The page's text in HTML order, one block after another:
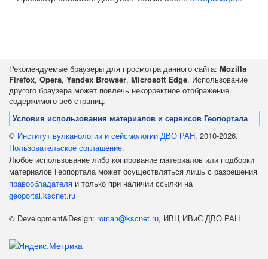
Рекомендуемые браузеры для просмотра данного сайта: Mozilla
Firefox, Opera, Yandex Browser, Microsoft Edge. Использование
другого браузера может повлечь некорректное отображение
содержимого веб-страниц.
Условия использования материалов и сервисов Геопортала
© Институт вулканологии и сейсмологии ДВО РАН, 2010-2026.
Пользовательское соглашение.
Любое использование либо копирование материалов или подборки
материалов Геопортала может осуществляться лишь с разрешения
правообладателя и только при наличии ссылки на
geoportal.kscnet.ru
© Development&Design: roman@kscnet.ru, ИВЦ ИВиС ДВО РАН